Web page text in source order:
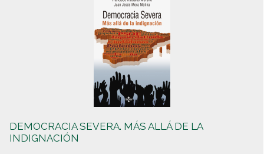
DEMOCRACIA SEVERA. MÁS ALLÁ DE LA
INDIGNACIÓN